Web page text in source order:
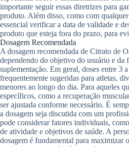
importante seguir essas diretrizes para
produto. Além disso, como com
essencial verificar a data de validade e
produto que esteja fora do prazo, para
Dosagem Recomendada
A dosagem recomendada de Citrato de
dependendo do objetivo do usuário e da
suplementação. Em geral, doses entre 3
frequentemente sugeridas para atletas,
menores ao longo do dia. Para aqueles
específicos, como a recuperação
ser ajustada conforme necessário. É
a dosagem seja discutida com um
pode considerar fatores individuais,
de atividade e objetivos de saúde. A
dosagem é fundamental para maximizar